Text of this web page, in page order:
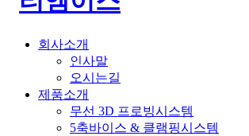
회사소개
인사말
오시는길
제품소개
무선 3D 프로빙시스템
5축바이스 & 클램핑시스템